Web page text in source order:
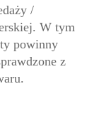
/
W tym
powinny
z